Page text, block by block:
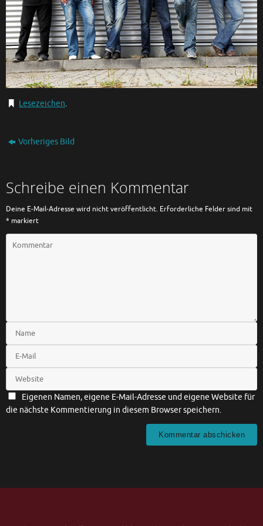
Lesezeichen.
Vorheriges Bild
Schreibe einen Kommentar
Deine E-Mail-Adresse wird nicht veröffentlicht. Erforderliche Felder sind mit
* markiert
Eigenen Namen, eigene E-Mail-Adresse und eigene Website für
die nächste Kommentierung in diesem Browser speichern.